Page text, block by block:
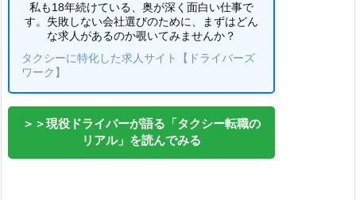
私も18年続けている、奥が深く面白い仕事で
す。失敗しない会社選びのために、まずはどん
な求人があるのか覗いてみませんか？
タクシーに特化した求人サイト【ドライバーズ
ワーク】
＞＞現役ドライバーが語る「タクシー転職の
リアル」を読んでみる